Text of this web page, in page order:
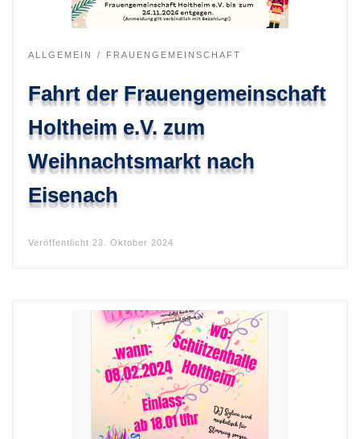
ALLGEMEIN FRAUENGEMEINSCHAFT
Fahrt der Frauengemeinschaft
Holtheim e.V. zum
Weihnachtsmarkt nach
Eisenach
Veröffentlicht 23. Oktober 2024